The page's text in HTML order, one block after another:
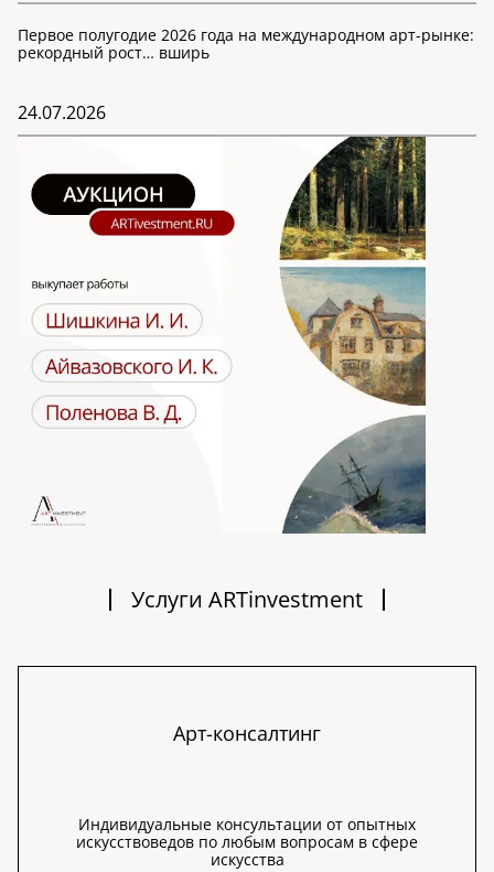
Первое полугодие 2026 года на международном арт-рынке:
рекордный рост… вширь
24.07.2026
Услуги ARTinvestment
Арт-консалтинг
Индивидуальные консультации от опытных
искусствоведов по любым вопросам в сфере
искусства